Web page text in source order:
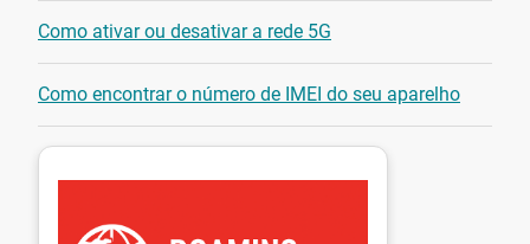
Como ativar ou desativar a rede 5G
Como encontrar o número de IMEI do seu aparelho